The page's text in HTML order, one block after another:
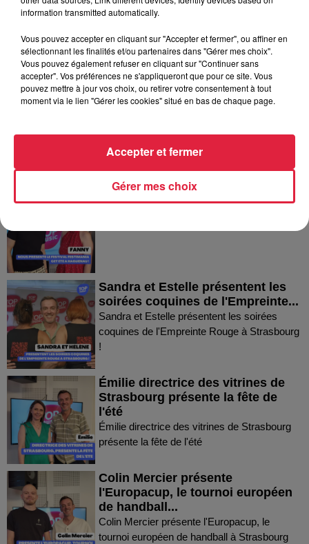
Dans la même série
Thierry du Domaine Wunsch et
Fanny nous présente le festival
Festimania !
Sandra et Estelle présentent les
soirées coquines de l'Empreinte...
Sandra et Estelle présentent les soirées
coquines de l'Empreinte Rouge à Strasbourg
!
Émilie directrice des vitrines de
Strasbourg présente la fête de
l'été
Émilie directrice des vitrines de Strasbourg
présente la fête de l'été
Colin Mercier présente
l'Europacup, le tournoi européen
de handball...
Colin Mercier présente l'Europacup, le
tournoi européen de handball à Strasbourg
information transmitted automatically.
Vous pouvez accepter en cliquant sur "Accepter et fermer", ou affiner en
sélectionnant les finalités et/ou partenaires dans "Gérer mes choix".
Vous pouvez également refuser en cliquant sur "Continuer sans
accepter". Vos préférences ne s'appliqueront que pour ce site. Vous
pouvez mettre à jour vos choix, ou retirer votre consentement à tout
moment via le lien "Gérer les cookies" situé en bas de chaque page.
Gérer mes choix
Accepter et fermer